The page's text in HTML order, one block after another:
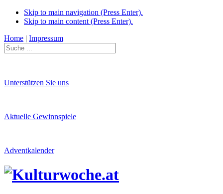
Skip to main navigation (Press Enter).
Skip to main content (Press Enter).
Home | Impressum
Unterstützen Sie uns
Aktuelle Gewinnspiele
Adventkalender